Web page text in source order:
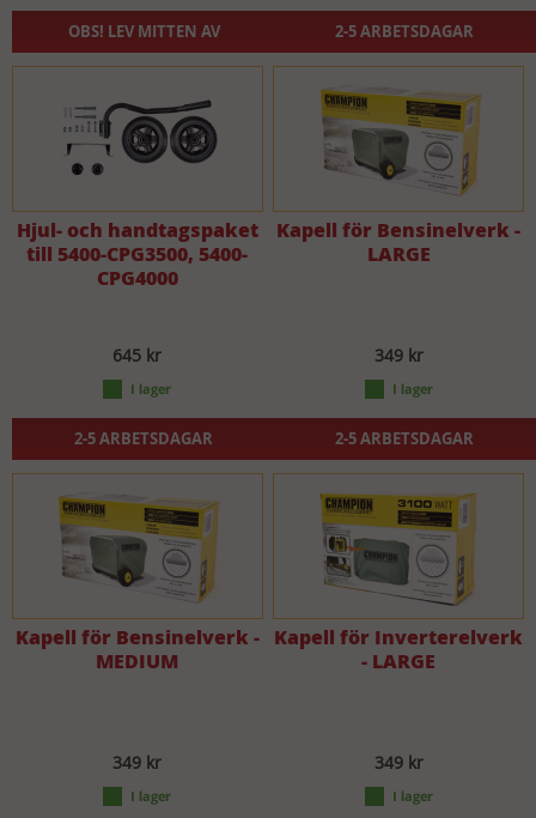
OBS! LEV MITTEN AV
NOVEMBER
2-5 ARBETSDAGAR
Hjul- och handtagspaket
till 5400-CPG3500, 5400-
CPG4000
645 kr
2-5 ARBETSDAGAR
Kapell för Bensinelverk -
LARGE
349 kr
2-5 ARBETSDAGAR
Kapell för Bensinelverk -
MEDIUM
349 kr
Kapell för Inverterelverk
- LARGE
349 kr